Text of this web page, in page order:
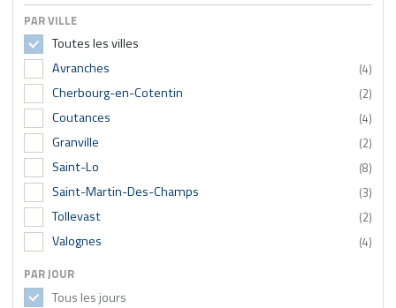
PAR VILLE
Toutes les villes
Avranches
(4)
Cherbourg-en-Cotentin (2)
Coutances (4)
Granville (2)
Saint-Lo (8)
Saint-Martin-Des-Champs (3)
Tollevast (2)
Valognes (4)
PAR JOUR
Tous les jours